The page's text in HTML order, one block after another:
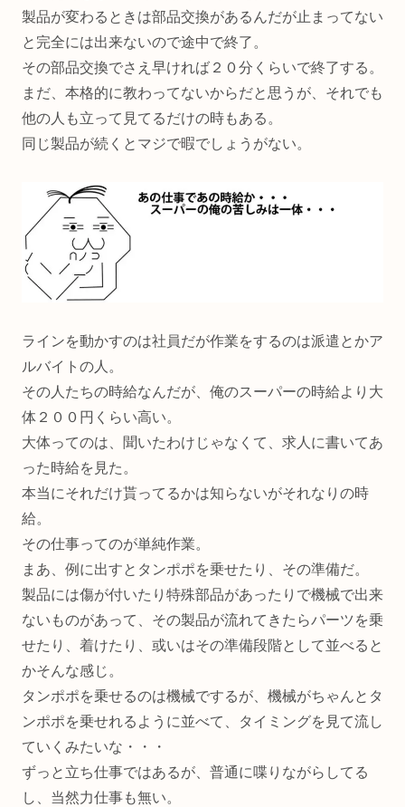
製品が変わるときは部品交換があるんだが止まってない
と完全には出来ないので途中で終了。
その部品交換でさえ早ければ２０分くらいで終了する。
まだ、本格的に教わってないからだと思うが、それでも
他の人も立って見てるだけの時もある。
同じ製品が続くとマジで暇でしょうがない。
ラインを動かすのは社員だが作業をするのは派遣とかア
ルバイトの人。
その人たちの時給なんだが、俺のスーパーの時給より大
体２００円くらい高い。
大体ってのは、聞いたわけじゃなくて、求人に書いてあ
った時給を見た。
本当にそれだけ貰ってるかは知らないがそれなりの時
給。
その仕事ってのが単純作業。
まあ、例に出すとタンポポを乗せたり、その準備だ。
製品には傷が付いたり特殊部品があったりで機械で出来
ないものがあって、その製品が流れてきたらパーツを乗
せたり、着けたり、或いはその準備段階として並べると
かそんな感じ。
タンポポを乗せるのは機械でするが、機械がちゃんとタ
ンポポを乗せれるように並べて、タイミングを見て流し
ていくみたいな・・・
ずっと立ち仕事ではあるが、普通に喋りながらしてる
し、当然力仕事も無い。